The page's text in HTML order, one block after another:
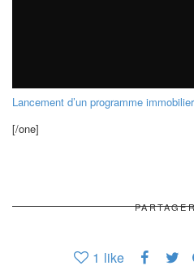
Lancement d’un programme
[/one]
1 like